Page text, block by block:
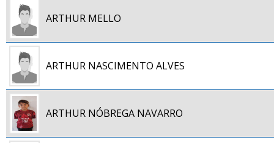
ARTHUR MELLO
ARTHUR NASCIMENTO ALVES
ARTHUR NÓBREGA NAVARRO